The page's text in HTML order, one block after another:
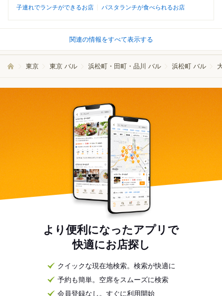
子連れでランチができるお店 パスタランチが食べられるお店
関連の情報をすべて表示する
東京 東京 バル 浜松町・田町・品川 バル 浜松町 バル
より便利になったアプリで
快適にお店探し
クイックな現在地検索。検索が快適に
予約も簡単。空席をスムーズに検索
会員登録なし。すぐに利用開始